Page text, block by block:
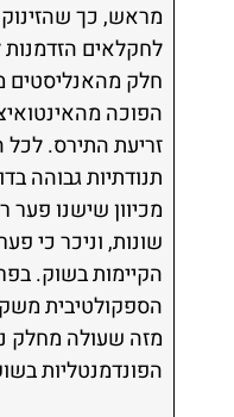
מראש, כך שהזינוק
לחקלאים הזדמנות לגדר
חלק מהאנליסטים
הפוכה מהאינטואיציה
זריעת התירס. לכל
תנודתיות גבוהה בדו"ח
מכיוון שישנו פער רחב
שונות, וניכר כי פער זה
הקיימות בשוק. בפרט,
הספקולטיבית משקפת
מזה שעולה מחלק ניכר
הפונדמנטליות בשוק.